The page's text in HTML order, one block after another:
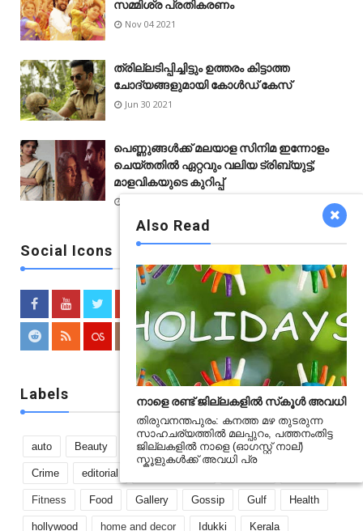
സമ്മിശ്ര പ്രതികരണം
Nov 04 2021
ത്രില്ലടിപ്പിച്ചിട്ടും ഉത്തരം കിട്ടാത്ത
ചോദ്യങ്ങളുമായി കോൾഡ് കേസ്
Jun 30 2021
പെണ്ണുങ്ങള്‍ക്ക് മലയാള സിനിമ ഇന്നോളം
ചെയ്‌തതിൽ ഏറ്റവും വലിയ ട്രിബ്യുട്ട്;
മാളവികയുടെ കുറിപ്പ്
Social Icons
Labels
auto Beauty bollywood boxoffice business
Crime editorial
Fitness Food Gallery Gossip Gulf Health
hollywood home and decor Idukki Kerala
Also Read
നാളെ രണ്ട് ജില്ലകളിൽ സ്‌കൂൾ അവധി
തിരുവനന്തപുരം: കനത്ത മഴ തുടരുന്ന
സാഹചര്യത്തിൽ മലപ്പുറം, പത്തനംതിട്ട
ജില്ലകളിൽ നാളെ (ഓഗസ്റ്റ് നാല്)
സ്കൂളുകൾക്ക് അവധി പ്ര